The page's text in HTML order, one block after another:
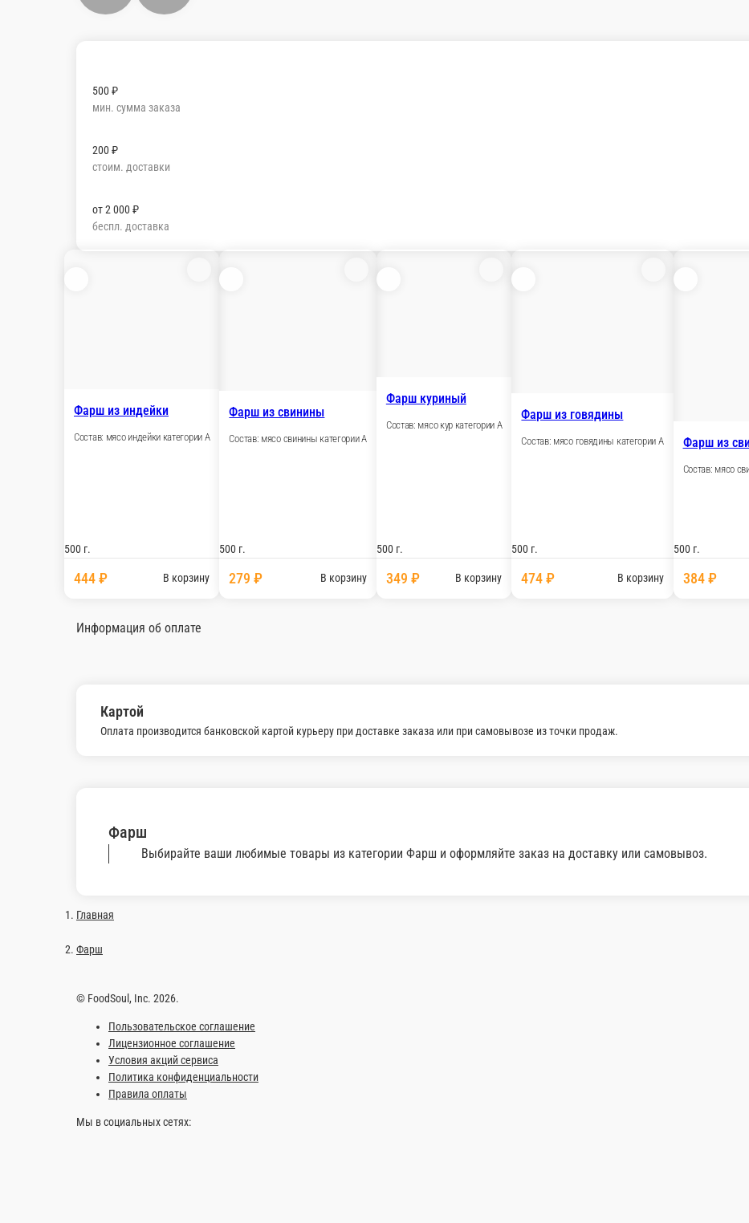
500 ₽
мин. сумма заказа
200 ₽
стоим. доставки
от2 000 ₽
беспл. доставка
Фарш из индейки
Состав: мясо индейки категории А
500 г.
444 ₽ В корзину
Фарш из свинины
Состав: мясо свинины категории А
500 г.
279 ₽ В корзину
Фарш куриный
Состав: мясо кур категории А
500 г.
349 ₽ В корзину
Фарш из говядины
Состав: мясо говядины категории А
500 г.
474 ₽ В корзину
Фарш из
Состав: мясо
500 г.
384 ₽
Информация об оплате
Картой
Оплата производится банковской картой курьеру при доставке заказа или при самовывозе из точки продаж.
Фарш
Выбирайте ваши любимые товары из категории Фарш и оформляйте заказ на доставку или самовывоз.
Главная
Фарш
© FoodSoul, Inc. 2026.
Пользовательское соглашение
Лицензионное соглашение
Условия акций сервиса
Политика конфиденциальности
Правила оплаты
Мы в социальных сетях: